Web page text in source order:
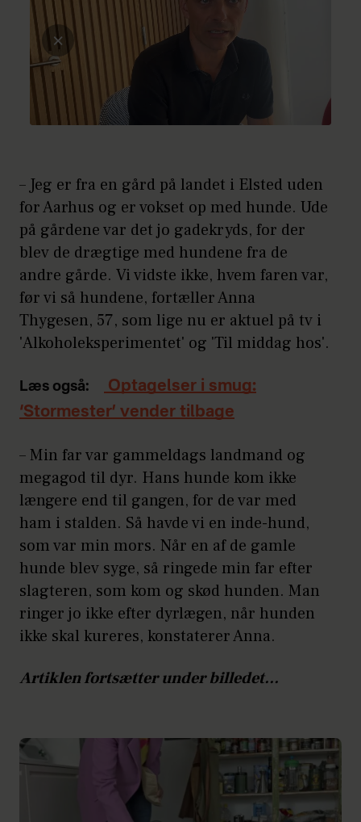
– Jeg er fra en gård på landet i Elsted uden
for Aarhus og er vokset op med hunde. Ude
på gårdene var det jo gadekryds, for der
blev de drægtige med hundene fra de
andre gårde. Vi vidste ikke, hvem faren var,
før vi så hundene, fortæller Anna
Thygesen, 57, som lige nu er aktuel på tv i
'Alkoholeksperimentet' og 'Til middag hos'.
Læs også:
Optagelser i smug:
‘Stormester’ vender tilbage
– Min far var gammeldags landmand og
megagod til dyr. Hans hunde kom ikke
længere end til gangen, for de var med
ham i stalden. Så havde vi en inde-hund,
som var min mors. Når en af de gamle
hunde blev syge, så ringede min far efter
slagteren, som kom og skød hunden. Man
ringer jo ikke efter dyrlægen, når hunden
ikke skal kureres, konstaterer Anna.
Artiklen fortsætter under billedet...